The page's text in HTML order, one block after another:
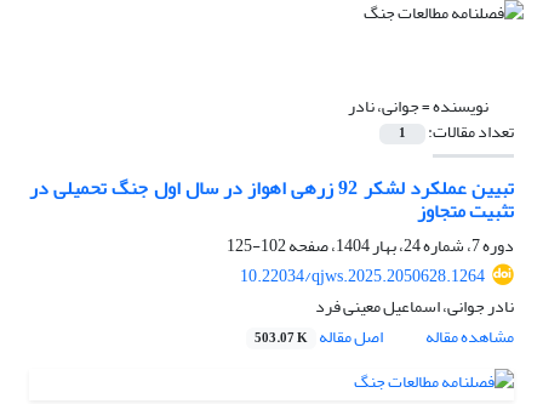
نویسنده =جوانی، نادر
تعداد مقالات: 1
تبیین عملکرد لشکر 92 زرهی اهواز در سال اول جنگ تحمیلی در
تثبیت متجاوز
دوره 7، شماره 24، بهار 1404، صفحه
102-125
10.22034/qjws.2025.2050628.1264
نادر جوانی، اسماعیل معینی فرد
مشاهده مقاله
اصل مقاله 503.07 K